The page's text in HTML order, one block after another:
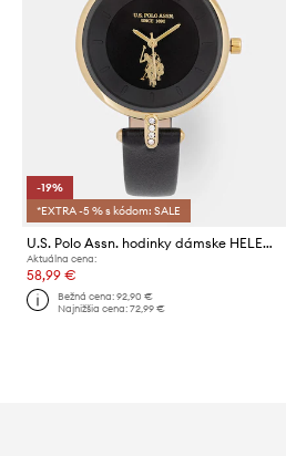
-19%
*EXTRA -5 % s kódom: SALE
U.S. Polo Assn. hodinky dámske HELEN
Aktuálna cena:
58,99 €
Bežná cena:92,90 €
Najnižšia cena:72,99 €